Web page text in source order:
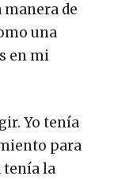
de
una
en mi
Yo tenía
para
tenía la